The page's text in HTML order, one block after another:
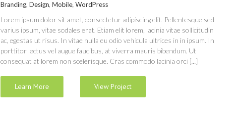
Branding, Design, Mobile, WordPress
Lorem ipsum dolor sit amet, consectetur adipiscing elit. Pellentesque sed
varius ipsum, vitae sodales erat. Etiam elit lorem, lacinia vitae sollicitudin
ac, egestas ut risus. In vitae nulla eu odio vehicula ultrices in in ipsum. In
porttitor lectus vel augue faucibus, at viverra mauris bibendum. Ut
consequat at lorem non scelerisque. Cras commodo lacinia orci [...]
Learn More View Project